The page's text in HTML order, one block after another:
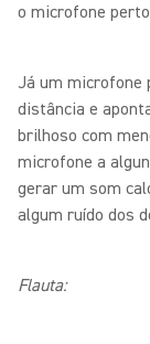
o microfone
Já um microfone
distância e
brilhoso com
microfone a
gerar um som
algum ruído dos
Flauta: